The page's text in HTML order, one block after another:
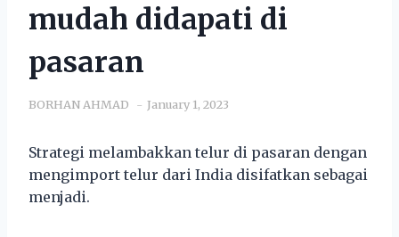
mudah didapati di
pasaran
BORHAN AHMAD January 1, 2023
Strategi melambakkan telur di pasaran dengan
mengimport telur dari India disifatkan sebagai
menjadi.